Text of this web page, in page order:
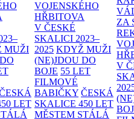
MUŽI
LET
VOJENSKÉHO
HŘBITOVA
V ČESKÉ
SKALICI 2023–
2025 KDYŽ MUŽI
(NE)JDOU DO
BOJE 55 LET
FILMOVÉ
BABIČKY ČESKÁ
SKALICE 450 LET
MĚSTEM STÁLÁ
ZA
V